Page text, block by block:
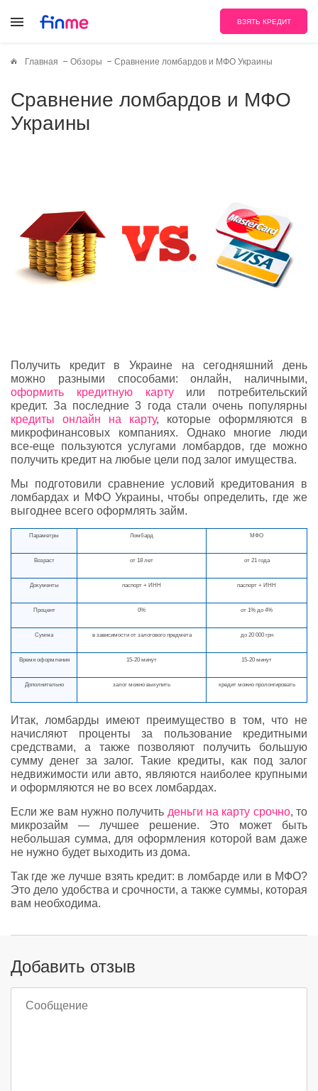
ВЗЯТЬ КРЕДИТ
Главная Обзоры Сравнение ломбардов и МФО Украины
Сравнение ломбардов и МФО
Украины
Получить кредит в Украине на сегодняшний день
можно разными способами: онлайн, наличными,
оформить кредитную картуили потребительский
кредит. За последние 3 года стали очень популярны
кредиты онлайн на карту, которые оформляются в
микрофинансовых компаниях. Однако многие люди
все-еще пользуются услугами ломбардов, где можно
получить кредит на любые цели под залог имущества.
Мы подготовили сравнение условий кредитования в
ломбардах и МФО Украины, чтобы определить, где же
выгоднее всего оформлять займ.
Параметры Ломбард МФО
Возраст от 18 лет от 21 года
Документы паспорт + ИНН паспорт + ИНН
Процент 0% от 1% до 4%
Сумма в зависимости от залогового предмета до 20 000 грн
Время оформления 15-20 минут 15-20 минут
Дополнительно залог можно выкупить кредит можно пролонгировать
Итак, ломбарды имеют преимущество в том, что не
начисляют проценты за пользование кредитными
средствами, а также позволяют получить большую
сумму денег за залог. Такие кредиты, как под залог
недвижимости или авто, являются наиболее крупными
и оформляются не во всех ломбардах.
Если же вам нужно получить деньги на карту срочно, то
микрозайм — лучшее решение. Это может быть
небольшая сумма, для оформления которой вам даже
не нужно будет выходить из дома.
Так где же лучше взять кредит: в ломбарде или в МФО?
Это дело удобства и срочности, а также суммы, которая
вам необходима.
Добавить отзыв